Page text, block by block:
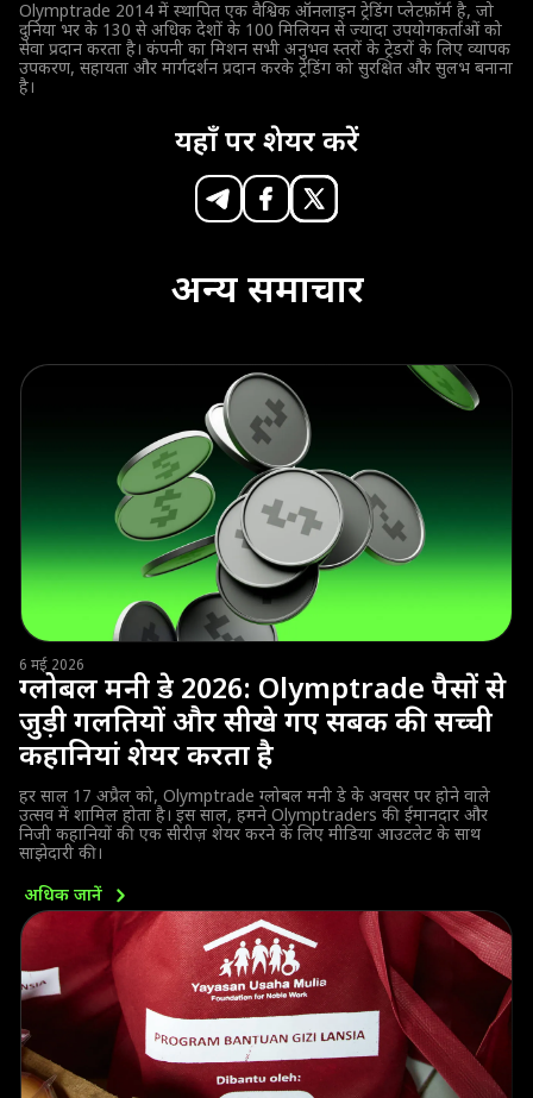
Olymptrade 2014 में स्थापित एक वैश्विक ऑनलाइन ट्रेडिंग प्लेटफ़ॉर्म है, जो
दुनिया भर के 130 से अधिक देशों के 100 मिलियन से ज्यादा उपयोगकर्ताओं को
सेवा प्रदान करता है। कंपनी का मिशन सभी अनुभव स्तरों के ट्रेडरों के लिए व्यापक
उपकरण, सहायता और मार्गदर्शन प्रदान करके ट्रेडिंग को सुरक्षित और सुलभ बनाना
है।
यहाँ पर शेयर करें
अन्य समाचार
6 मई 2026
ग्लोबल मनी डे 2026: Olymptrade पैसों से
जुड़ी गलतियों और सीखे गए सबक की सच्ची
कहानियां शेयर करता है
हर साल 17 अप्रैल को, Olymptrade ग्लोबल मनी डे के अवसर पर होने वाले
उत्सव में शामिल होता है। इस साल, हमने Olymptraders की ईमानदार और
निजी कहानियों की एक सीरीज़ शेयर करने के लिए मीडिया आउटलेट के साथ
साझेदारी की।
अधिक जानें